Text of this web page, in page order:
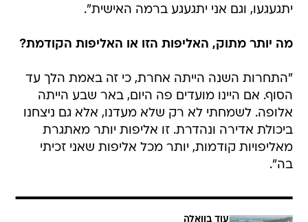
יתגעגעו, וגם אני יתגעגע ברמה האישית".
מה יותר מתוק, האליפות הזו או האליפות הקודמת?
"התחרות השנה הייתה אחרת, כי זה באמת הלך עד
הסוף. אם היינו מועדים פה היום, באר שבע הייתה
אלופה. לשמחתי לא רק שלא מעדנו, אלא גם ניצחנו
ביכולת אדירה ונהדרת. זו אליפות יותר מאתגרת
מאליפויות קודמות, יותר מכל אליפות שאני זכיתי
בה".
עוד בוואלה